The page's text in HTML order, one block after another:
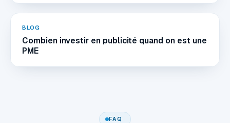
BLOG
Combien investir en publicité quand on est une
PME
FAQ